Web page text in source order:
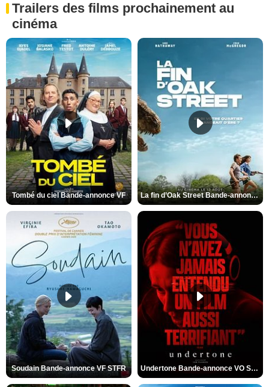
Trailers des films prochainement au
cinéma
Tombé du ciel Bande-annonce VF La fin d’Oak Street Bande-annonce VO STFR
Soudain Bande-annonce VF STFR Undertone Bande-annonce VO STFR